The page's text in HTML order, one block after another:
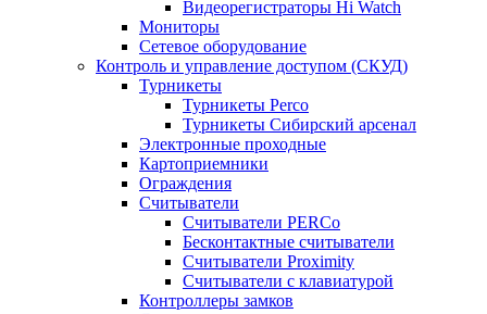
Видеорегистраторы Hi Watch
Мониторы
Сетевое оборудование
Контроль и управление доступом (СКУД)
Турникеты
Турникеты Perco
Турникеты Сибирский арсенал
Электронные проходные
Картоприемники
Ограждения
Считыватели
Считыватели PERCo
Бесконтактные считыватели
Считыватели Proximity
Считыватели с клавиатурой
Контроллеры замков